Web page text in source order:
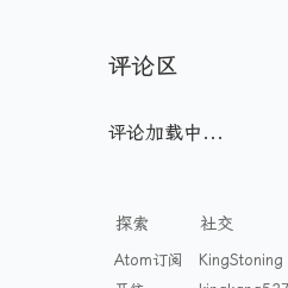
评论区
评论加载中...
探索
Atom订阅
社交
KingStoning